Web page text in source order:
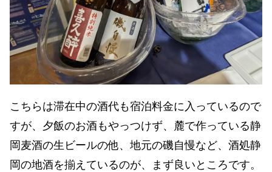
こちらは滞在中の酒代も宿泊料金に入っているので
すが、夕飯のお酒もやっつけず、麓で作っている静
岡麦酒の生ビールの他、地元の磯自慢など、酒処静
岡の地酒を揃えているのが、まず良いところです。